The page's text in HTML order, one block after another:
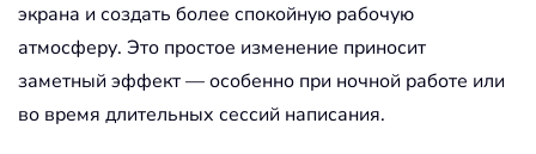
экрана и создать более спокойную рабочую
атмосферу. Это простое изменение приносит
заметный эффект — особенно при ночной работе или
во время длительных сессий написания.